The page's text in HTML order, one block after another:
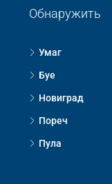
Обнаружить
Умаг
Буе
Новиград
Пореч
Пула